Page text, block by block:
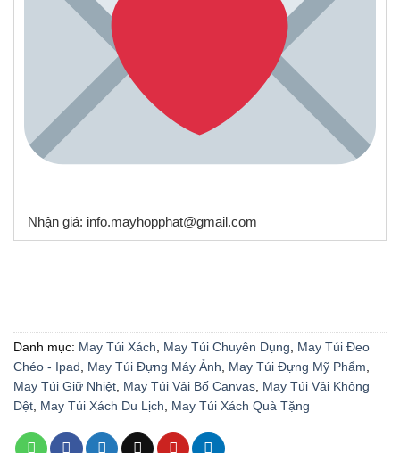
Nhận giá: info.mayhopphat@gmail.com
Danh mục: May Túi Xách May Túi Chuyên Dụng
May Túi Đeo
Chéo - Ipad
May Túi Đựng Máy Ảnh May Túi Đựng Mỹ Phẩm
May Túi Giữ Nhiệt May Túi Vải Bố Canvas May Túi Vải Không
Dệt May Túi Xách Du Lịch May Túi Xách Quà Tặng